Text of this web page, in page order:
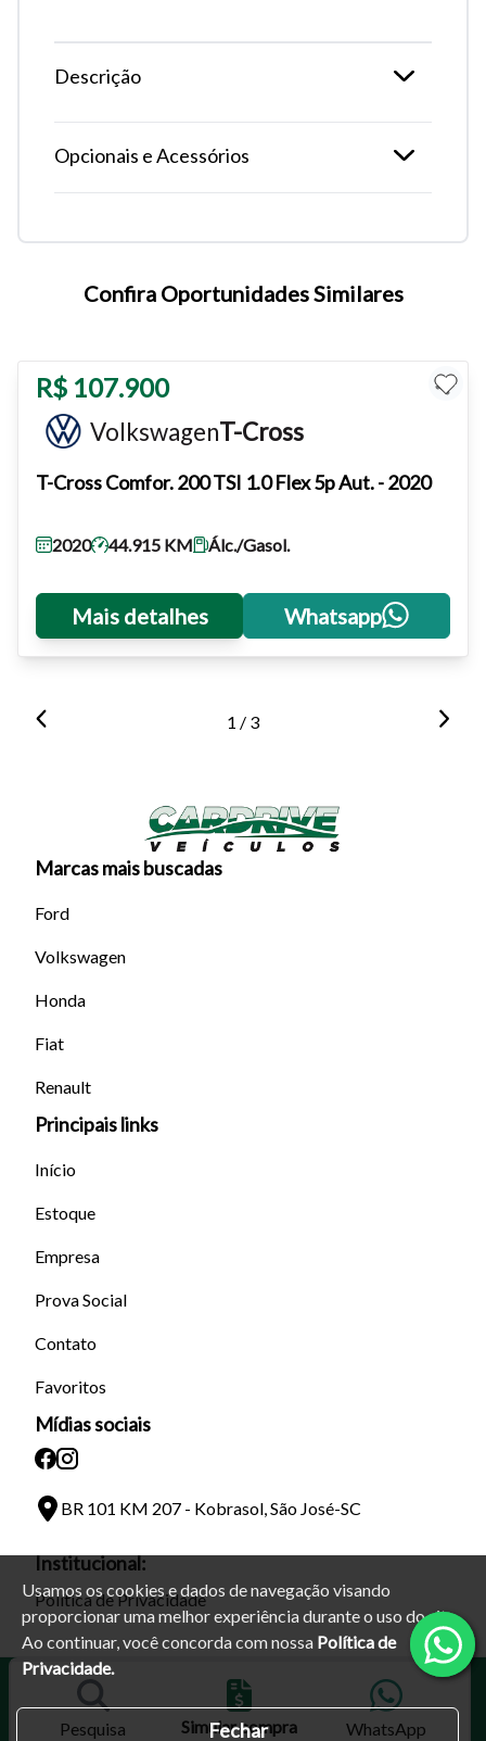
Usamos os cookies e dados de navegação visando
proporcionar uma melhor experiência durante o uso do site.
Ao continuar, você concorda com nossa Política de
Privacidade.
Fechar
Para aumentar ou diminuir a fonte em nosso site, utilize os
atalhos Ctrl+ (para aumentar) e Ctrl- (para diminuir) no seu
Pesquisa Simular compra WhatsApp
Descrição
Opcionais e Acessórios
Confira Oportunidades Similares
R$ 107.900
VolkswagenT-Cross
T-CrossComfor. 200 TSI 1.0 Flex 5p Aut. - 2020
2020 44.915 KM Álc./Gasol.
Mais detalhes Whatsapp
1 / 3
Marcas mais buscadas
Ford
Volkswagen
Honda
Fiat
Renault
Principais links
Início
Estoque
Empresa
Prova Social
Contato
Favoritos
Mídias sociais
BR 101 KM 207 - Kobrasol, São José-SC
Institucional:
Política de Privacidade